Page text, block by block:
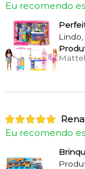
Eu recomendo
Mattel
Eu recomendo